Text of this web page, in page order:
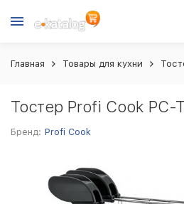
Главная Товары для кухни
Тостер Profi Cook PC-
Бренд: Profi Cook